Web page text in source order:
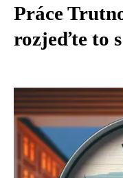
Práce
rozjeďte to